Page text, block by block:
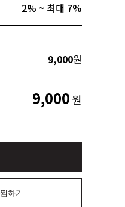
2% ~ 최대 7%
9,000원
9,000원
찜하기